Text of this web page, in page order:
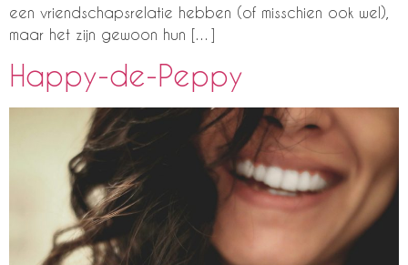
een vriendschapsrelatie hebben (of misschien ook wel),
maar het zijn gewoon hun […]
Happy-de-Peppy